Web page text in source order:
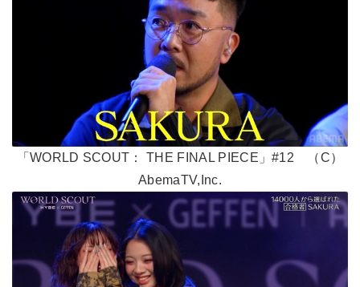
「WORLD SCOUT： THE FINAL PIECE」#12 （C）
AbemaTV,Inc.